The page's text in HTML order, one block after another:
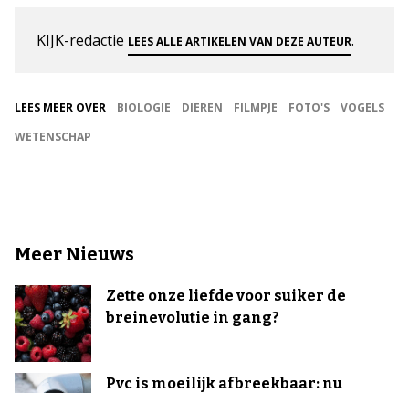
KIJK-redactie LEES ALLE ARTIKELEN VAN DEZE AUTEUR.
LEES MEER OVER BIOLOGIE DIEREN FILMPJE FOTO'S
VOGELS
WETENSCHAP
Meer Nieuws
Zette onze liefde voor suiker de
breinevolutie in gang?
Pvc is moeilijk afbreekbaar: nu